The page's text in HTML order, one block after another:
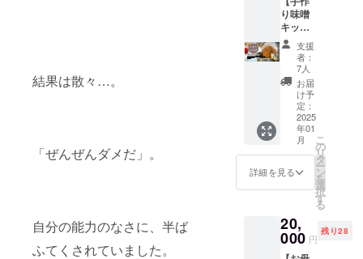
結果は散々…。
「ぜんぜんダメだ」。
自分の能力のなさに、半ば
ふてくされていました。
ママだ
けでな
く、パ
パも歓
迎、家
族やお
友達の
参加も
歓迎し
ます。
子ども
向けの
アク
ていま
すの
で、家
す。 参
加方
法：事
前にお
申し込
みの
上、セ
ミナー
参加券
をお持
ちくだ
さい。
持ち
物：筆
記用具
意くだ
さい。
注意事
ミナー
参加券
と書籍1
冊が
セット
になっ
ていま
す。 セ
ミナー
の録
音・録
画は禁
止で
す。 会
場への
は各自
でご負
担くだ
防災
ネット
ワーク
の協定
につい
て ベビ
ステテ
ントの
紹介 ・
日時 9
月1日
（土）
10:00～
10:30：
開場
12:00：
講演会
・会場
ZOOM
リー層
の集
客：授
乳室兼
おむつ
替えス
ペース
でファ
ミリー
層を集
客 PR効
果：子
に優し
いイベ
してPR
ブラン
ド認知
度向
室兼お
むつ替
えス
ペース
の提供
をし、
子育て
に優し
いイベ
ントづ
くりを
応援し
メリッ
ト 特別
下賀英
子の書
籍1冊を
マが元
気に子
育てを
するた
めの環
境デザ
インに
ついて
も語っ
ていき
ます。
メリッ
が変わ
る対
んと坂
下賀英
子によ
談：一
対一で
のお話
ができ
るた
め、具
体的な
悩みや
問題に
対し
て、丁
寧にア
ドバイ
スを提
談内
容：子
育て、
し、健
康やコ
ミュニ
ケー
ション
術を学
べるリ
ターン
です。
宿泊券
も含ま
れてお
り、充
ことが
できま
す。リ
り味噌
キット
＋坂下
本】 坂
下賀英
子の書
籍と共
に、手
作り味
噌キッ
トをお
届けし
ます。
自然栽
培米の
大豆、
天日塩
を使っ
支援
者：
7人
お届
け予
定：
2025
年01
月
詳細を見る
こ
の
リ
タ
ー
ン
を
選
択
す
る
20,
000 円
残り28